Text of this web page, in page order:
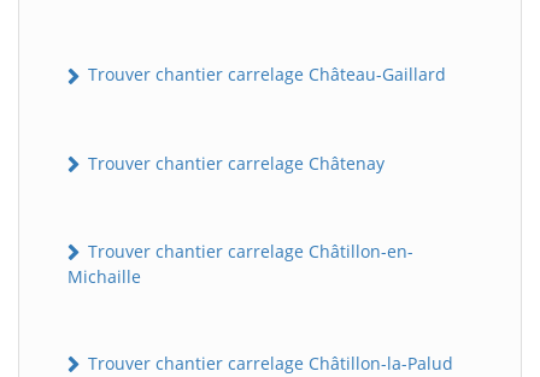
Trouver chantier carrelage Château-Gaillard
Trouver chantier carrelage Châtenay
Trouver chantier carrelage Châtillon-en-
Michaille
Trouver chantier carrelage Châtillon-la-Palud